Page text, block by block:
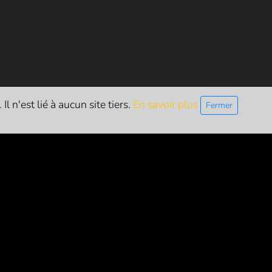
n'est lié à aucun site tiers. En savoir plus Fermer